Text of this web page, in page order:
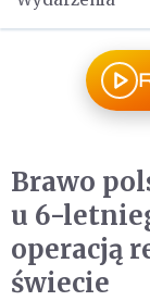
Brawo
u 6-
operacją
świecie